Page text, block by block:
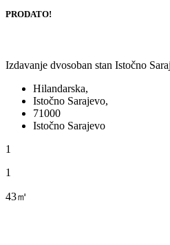
PRODATO!
Izdavanje dvosoban stan Istočno
Hilandarska,
Istočno Sarajevo,
71000
Istočno Sarajevo
1
1
43㎡